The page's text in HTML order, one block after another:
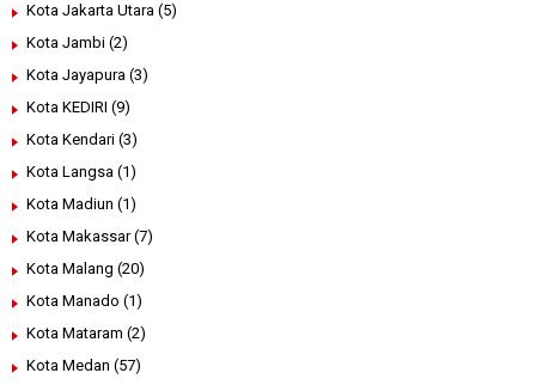
Kota Jakarta Utara (5)
Kota Jambi (2)
Kota Jayapura (3)
Kota KEDIRI (9)
Kota Kendari (3)
Kota Langsa (1)
Kota Madiun (1)
Kota Makassar (7)
Kota Malang (20)
Kota Manado (1)
Kota Mataram (2)
Kota Medan (57)